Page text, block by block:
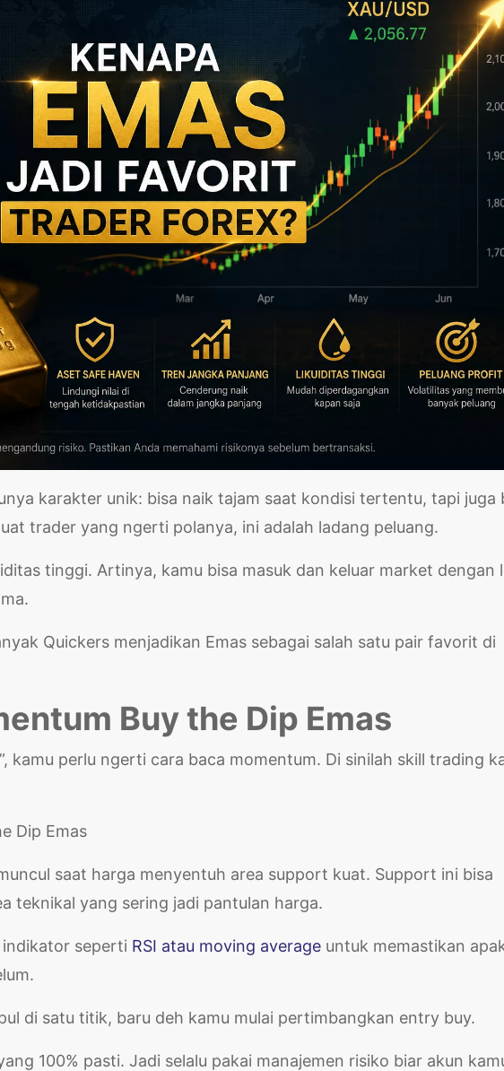
karakter unik: bisa naik tajam saat kondisi tertentu, tapi juga
trader yang ngerti polanya, ini adalah ladang peluang.
tinggi. Artinya, kamu bisa masuk dan keluar market dengan
Quickers menjadikan Emas sebagai salah satu pair favorit di
Buy the Dip Emas
kamu perlu ngerti cara baca momentum. Di sinilah skill trading
saat harga menyentuh area support kuat. Support ini bisa
teknikal yang sering jadi pantulan harga.
indikator seperti RSI atau moving average untuk memastikan
di satu titik, baru deh kamu mulai pertimbangkan entry buy.
100% pasti. Jadi selalu pakai manajemen risiko biar akun